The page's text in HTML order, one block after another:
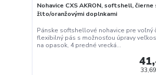
Nohavice CXS AKRON, softshell, čierne
žlto/oranžovými doplnkami
Pánske softshellové nohavice pre voľný
flexibilný pás s možnosťou úpravy
na opasok, 4 predné vrecká...